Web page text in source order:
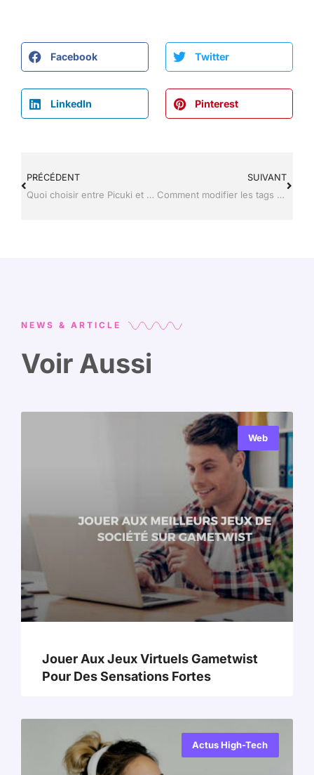
Facebook Twitter
LinkedIn Pinterest
PRÉCÉDENT
Quoi choisir entre Picuki et Storiesig pour l’anonymat sur Instagram?
SUIVANT
Comment modifier les tags sur Instagram après avoir posté plusieurs photos ?
NEWS & ARTICLE
Voir Aussi
Web
Jouer Aux Jeux Virtuels Gametwist
Pour Des Sensations Fortes
Actus High-Tech